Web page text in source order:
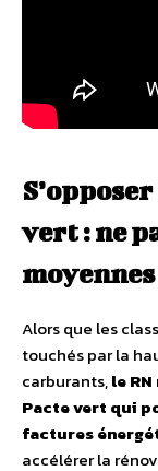
vert : ne
Alors que les
touchés par la
carburants,le
Pacte vert qui
factures
accélérer la